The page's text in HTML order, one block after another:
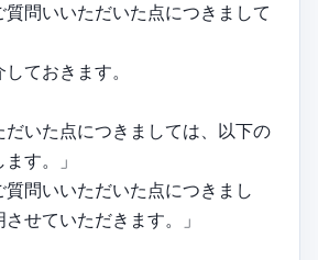
問いいただいた点につきまして
ておきます。
だいた点につきましては、以下の
す。」
質問いいただいた点につきまし
せていただきます。」